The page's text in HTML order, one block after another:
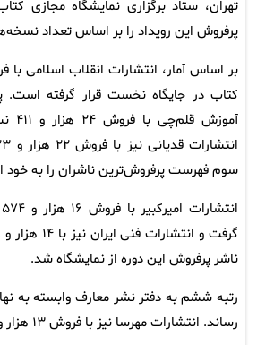
پرفروش این رویداد را بر اساس تعداد
کتاب در جایگاه نخست قرار گرفته است.
سوم فهرست پرفروش‌ترین ناشران را به
ناشر پرفروش این دوره از نمایشگاه شد.
رساند. انتشارات مهرسا نیز با فروش ۱۳ هزار و ۲۹۲ نسخه کتاب در جایگاه هفتم قرار گرفت.